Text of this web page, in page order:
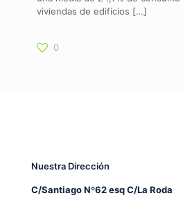
viviendas de edificios […]
0
Nuestra Dirección
C/Santiago Nº62 esq C/La Roda